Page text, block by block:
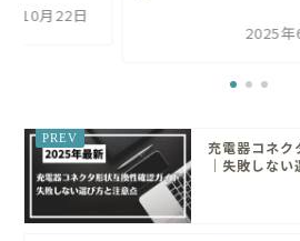
年10月22日
2025年
充電器コネク
｜失敗しな